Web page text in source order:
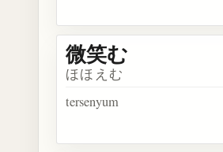
微笑む
ほほえむ
tersenyum